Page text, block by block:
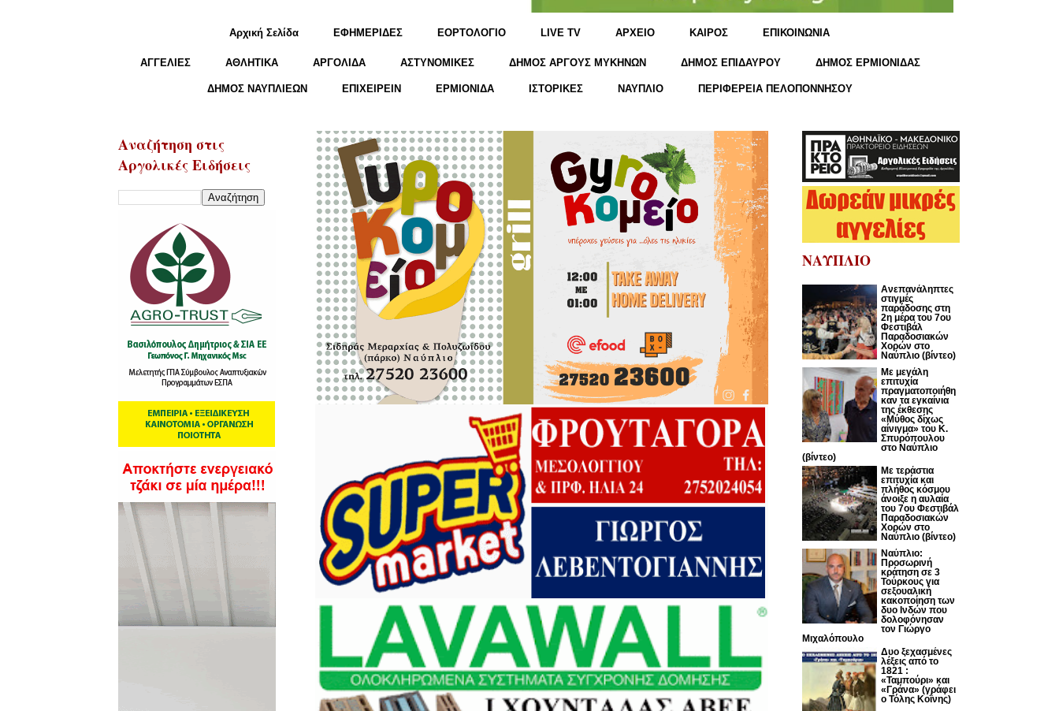
Αρχική Σελίδα ΕΦΗΜΕΡΙΔΕΣ ΕΟΡΤΟΛΟΓΙΟ LIVE TV ΑΡΧΕΙΟ KΑΙΡΟΣ ΕΠΙΚΟΙΝΩΝΙΑ
ΑΓΓΕΛΙΕΣ ΑΘΛΗΤΙΚΑ ΑΡΓΟΛΙΔΑ ΑΣΤΥΝΟΜΙΚΕΣ ΔΗΜΟΣ ΑΡΓΟΥΣ ΜΥΚΗΝΩΝ ΔΗΜΟΣ ΕΠΙΔΑΥΡΟΥ ΔΗΜΟΣ ΕΡΜΙΟΝΙΔΑΣ
ΔΗΜΟΣ ΝΑΥΠΛΙΕΩΝ ΕΠΙΧΕΙΡΕΙΝ ΕΡΜΙΟΝΙΔΑ ΙΣΤΟΡΙΚΕΣ ΝΑΥΠΛΙΟ ΠΕΡΙΦΕΡΕΙΑ ΠΕΛΟΠΟΝΝΗΣΟΥ
Αναζήτηση στις
Αργολικές Ειδήσεις
ΝΑΥΠΛΙΟ
Ανεπανάληπτες
στιγμές
παράδοσης στη
2η μέρα του 7ου
Φεστιβάλ
Παραδοσιακών
Χορών στο
Ναύπλιο (βίντεο)
Με μεγάλη
επιτυχία
πραγματοποιήθη
καν τα εγκαίνια
της έκθεσης
«Μύθος δίχως
αίνιγμα» του Κ.
Σπυρόπουλου
στο Ναύπλιο
(βίντεο)
Με τεράστια
επιτυχία και
πλήθος κόσμου
άνοιξε η αυλαία
του 7ου Φεστιβάλ
Παραδοσιακών
Χορών στο
Ναύπλιο (βίντεο)
Ναύπλιο:
Προσωρινή
κράτηση σε 3
Τούρκους για
σεξουαλική
κακοποίηση των
δυο Ινδών που
δολοφόνησαν
τον Γιώργο
Μιχαλόπουλο
Δυο ξεχασμένες
λέξεις από το
1821 :
«Ταμπούρι» και
«Γράνα» (γράφει
ο Τόλης Κοΐνης)